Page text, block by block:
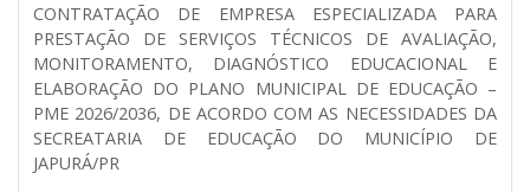
CONTRATAÇÃO DE EMPRESA ESPECIALIZADA PARA
PRESTAÇÃO DE SERVIÇOS TÉCNICOS DE AVALIAÇÃO,
MONITORAMENTO, DIAGNÓSTICO EDUCACIONAL E
ELABORAÇÃO DO PLANO MUNICIPAL DE EDUCAÇÃO –
PME 2026/2036, DE ACORDO COM AS NECESSIDADES DA
SECREATARIA DE EDUCAÇÃO DO MUNICÍPIO DE
JAPURÁ/PR